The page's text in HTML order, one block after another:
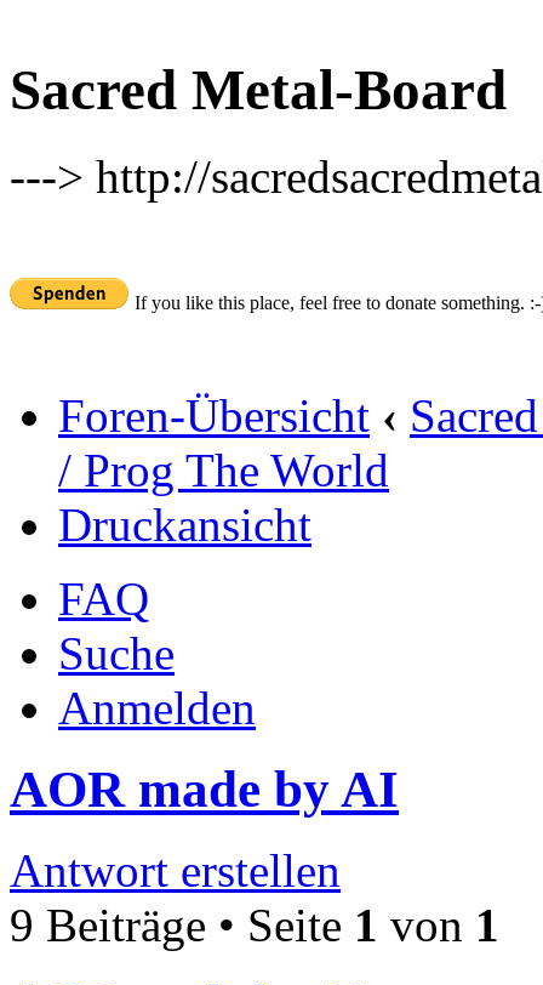
Sacred Metal-Board
---> http://
If you like this place, feel free to donate something.
Foren-Übersicht ‹
/ Prog The World
Druckansicht
FAQ
Suche
Anmelden
AOR made by AI
Antwort erstellen
9 Beiträge • Seite 1 von 1